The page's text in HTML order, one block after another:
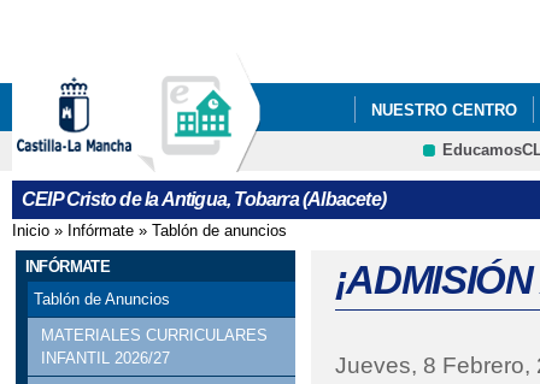
NUESTRO CENTRO
DESPEDIMOS A
PROCESO DE
REUNIÓN PERIODO
CEIP Cristo de la Antigua, Tobarra (Albacete)
Se encuentra usted aquí
Inicio » Infórmate » Tablón de anuncios
INFÓRMATE
Tablón de Anuncios
MATERIALES CURRICULARES
INFANTIL 2026/27
Jueves, 8 Febrero,